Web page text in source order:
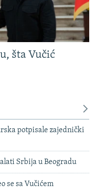
šta Vučić
potpisale zajednički
Srbija u Beogradu
se sa Vučićem